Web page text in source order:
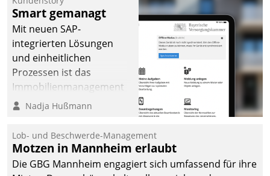
Smart gemanagt
Mit neuen SAP-
integrierten Lösungen
und einheitlichen
Prozessen ist das
Immobilienmanagement
der Bayerischen
Ressort Kapitalanlage für
künftige Aufgaben und
Herausforderungen
Nadja Hußmann
Lob- und Beschwerde-Management
Motzen in Mannheim erlaubt
Die GBG Mannheim engagiert sich umfassend für ihre